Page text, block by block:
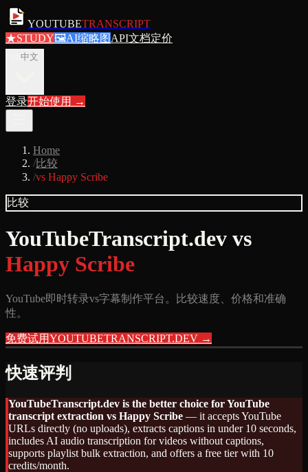
YOUTUBETRANSCRIPT
★STUDY🖼AI缩略图 API文档定价
中文
登录开始使用 →
Home
/比较
/vs Happy Scribe
比较
YouTubeTranscript.dev vs
Happy Scribe
YouTube即时转录vs字幕制作平台。比较速度、价格和准确
性。
免费试用YOUTUBETRANSCRIPT.DEV →
快速评判
YouTubeTranscript.dev is the better choice for YouTube
transcript extraction vs Happy Scribe — it accepts YouTube
URLs directly (no uploads), extracts captions in under 10 seconds,
includes AI audio transcription for videos without captions,
supports playlist bulk extraction, and offers a free tier with 10
credits/month.